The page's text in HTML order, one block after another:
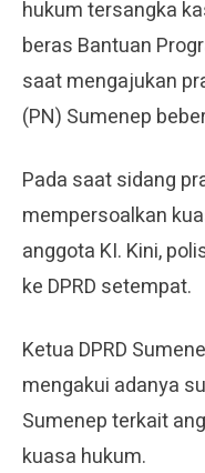
hukum tersangka
beras Bantuan
saat mengajukan
(PN) Sumenep
Pada saat sidang
mempersoalkan
anggota KI. Kini,
ke DPRD setempat.
Ketua DPRD
mengakui adanya
Sumenep terkait
kuasa hukum.